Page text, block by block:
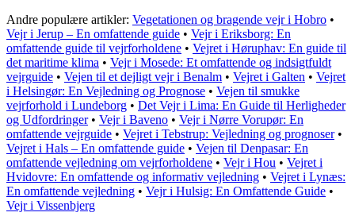
Andre populære artikler: Vegetationen og bragende vejr i Hobro •
Vejr i Jerup – En omfattende guide • Vejr i Eriksborg: En
omfattende guide til vejrforholdene • Vejret i Høruphav: En guide til
det maritime klima • Vejr i Mosede: Et omfattende og indsigtfuldt
vejrguide • Vejen til et dejligt vejr i Benalm • Vejret i Galten • Vejret
i Helsingør: En Vejledning og Prognose • Vejen til smukke
vejrforhold i Lundeborg • Det Vejr i Lima: En Guide til Herligheder
og Udfordringer• Vejr i Baveno • Vejr i Nørre Vorupør: En
omfattende vejrguide • Vejret i Tebstrup: Vejledning og prognoser•
Vejret i Hals – En omfattende guide • Vejen til Denpasar: En
omfattende vejledning om vejrforholdene • Vejr i Hou • Vejret i
Hvidovre: En omfattende og informativ vejledning • Vejret i Lynæs:
En omfattende vejledning • Vejr i Hulsig: En Omfattende Guide •
Vejr i Vissenbjerg